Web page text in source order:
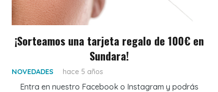
¡Sorteamos una tarjeta regalo de 100€ en
Sundara!
NOVEDADES hace 5 años
Entra en nuestro Facebook o Instagram y podrás